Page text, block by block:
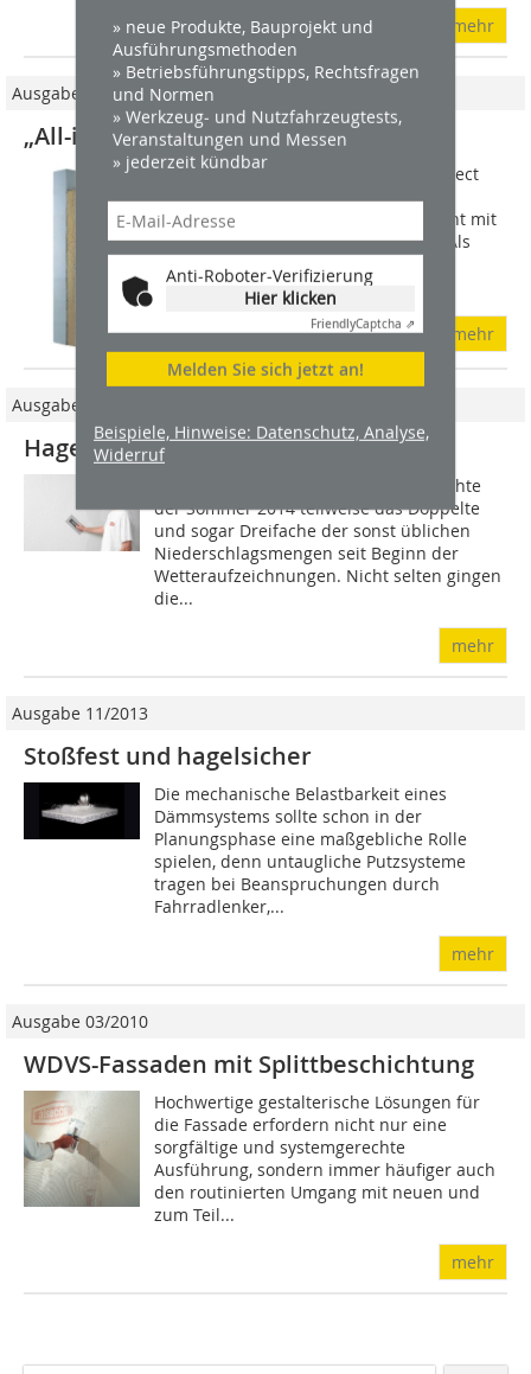
» neue Produkte, Bauprojekt und
Ausführungsmethoden
» Betriebsführungstipps, Rechtsfragen
und Normen
» Werkzeug- und Nutzfahrzeugtests,
Veranstaltungen und Messen
» jederzeit kündbar
Anti-Roboter-Verifizierung
Hier klicken
FriendlyCaptcha ⇗
Melden Sie sich jetzt an!
Beispiele, Hinweise: Datenschutz, Analyse,
Widerruf
mehr
Ausgabe 04/2010
„All-inclusive-Paket“ für die Fassade
Nach der Markteinführung von Alprotect
Carbon vervollständigt alsecco sein
Systemprogramm im Premiumsegment mit
der Neuentwicklung Alprotect Nova. Als
erstes Fassadendämmsystem mit
pastösen...
mehr
Ausgabe 11/2014
Hagelschutz für gedämmte Fassaden
In vielen Regionen Deutschlands brachte
der Sommer 2014 teilweise das Doppelte
und sogar Dreifache der sonst üblichen
Niederschlagsmengen seit Beginn der
Wetteraufzeichnungen. Nicht selten gingen
die...
mehr
Ausgabe 11/2013
Stoßfest und hagelsicher
Die mechani­sche Belastbarkeit eines
Dämmsystems sollte schon in der
Planungsphase eine maßgebliche Rolle
spielen, denn untaugliche Putzsysteme
tragen bei Beanspruchungen durch
Fahrradlenker,...
mehr
Ausgabe 03/2010
WDVS-Fassaden mit Splittbeschichtung
Hochwertige gestalterische Lösungen für
die Fassade erfordern nicht nur eine
sorgfältige und systemgerechte
Ausführung, sondern immer häufiger auch
den routinierten Umgang mit neuen und
zum Teil...
mehr